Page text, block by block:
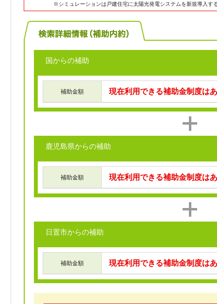
※シミュレーションは戸建住宅に太陽光発電システムを新規導入す
国からの補助
補助金額 現在利用できる補助金制度は
鹿児島県からの補助
補助金額 現在利用できる補助金制度は
日置市からの補助
補助金額 現在利用できる補助金制度は